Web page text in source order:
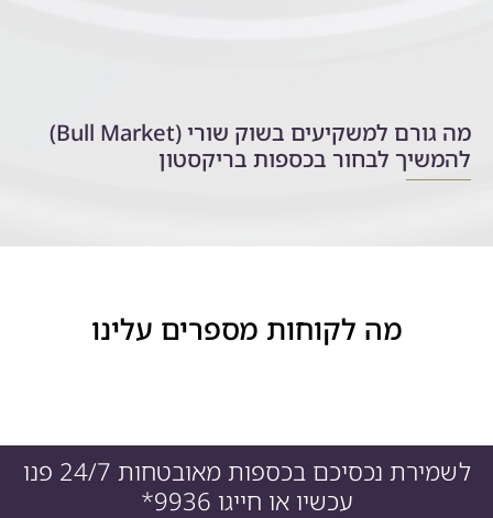
מה גורם למשקיעים בשוק שורי (Bull Market)
להמשיך לבחור בכספות בריקסטון
מה לקוחות מספרים עלינו
לשמירת נכסיכם בכספות מאובטחות 24/7 פנו
עכשיו או חייגו *9936